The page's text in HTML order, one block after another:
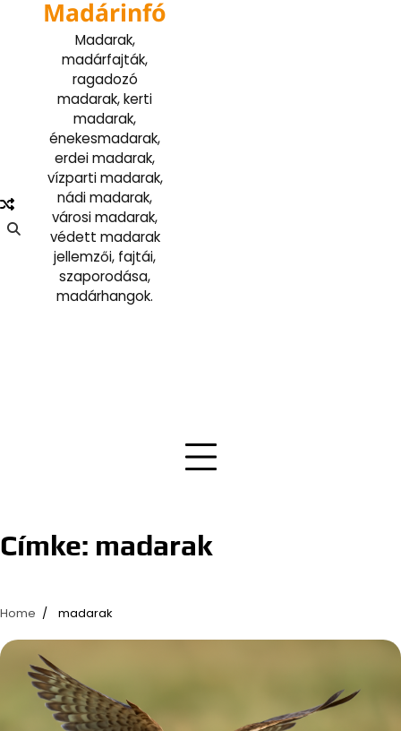
Madárinfó
Madarak,
madárfajták,
ragadozó
madarak, kerti
madarak,
énekesmadarak,
erdei madarak,
vízparti madarak,
nádi madarak,
városi madarak,
védett madarak
jellemzői, fajtái,
szaporodása,
madárhangok.
Címke: madarak
Home madarak